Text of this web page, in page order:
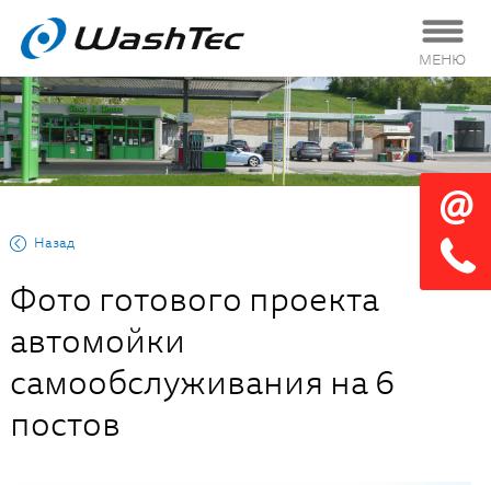
МЕНЮ
Назад
Фото готового проекта
автомойки
самообслуживания на 6
постов